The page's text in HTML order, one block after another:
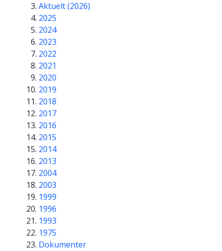
Aktuelt (2026)
2025
2024
2023
2022
2021
2020
2019
2018
2017
2016
2015
2014
2013
2004
2003
1999
1996
1993
1975
Dokumenter